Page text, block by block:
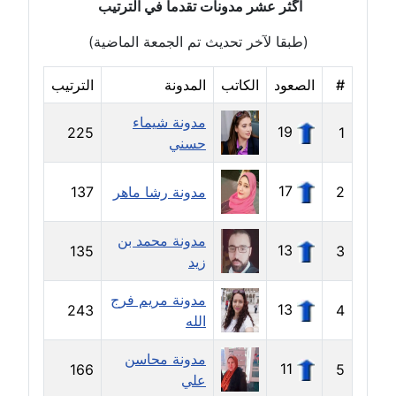
مدونة إيناس عراقي
عاملة
مدونة آيه ابو زهرة
عاملة
مدونة آية الدرديري
عاملة
مدونة آيه الغمري
عاملة
مدونة آية عبد العزيز
عاملة
مدونة ايهاب همام
عاملة
اگثر عشر مدونات تقدما في الترتيب
(طبقا لآخر تحديث تم الجمعة الماضية)
# الصعود الكاتب المدونة الترتيب
1
19
مدونة شيماء
حسني
225
2
17 مدونة رشا ماهر 137
3
13
مدونة محمد بن
زيد
135
4
13
مدونة مريم فرج
الله
243
5
11
مدونة محاسن
علي
166